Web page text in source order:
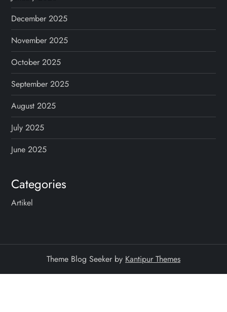
December 2025
November 2025
October 2025
September 2025
August 2025
July 2025
June 2025
Categories
Artikel
Theme Blog Seeker by Kantipur Themes